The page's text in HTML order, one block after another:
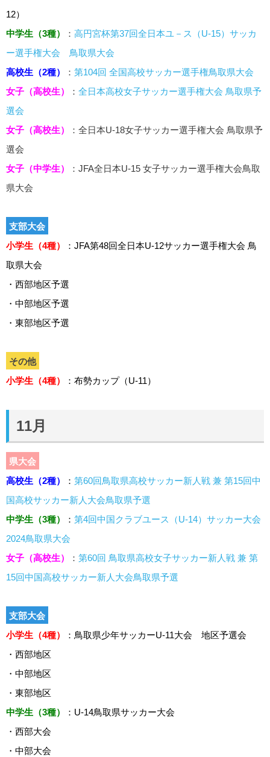
12）
中学生（3種）
： 高円宮杯第37回全日本ユ－ス（U-15）サッカ
ー選手権大会 鳥取県大会
高校生（2種）
： 第104回 全国高校サッカー選手権鳥取県大会
女子（高校生）
： 全日本高校女子サッカー選手権大会 鳥取県予
選会
女子（高校生）
：全日本U-18女子サッカー選手権大会 鳥取県予
選会
女子（中学生）
：JFA全日本U-15 女子サッカー選手権大会鳥取
県大会
支部大会
小学生（4種）
：JFA第48回全日本U-12サッカー選手権大会 鳥
取県大会
・西部地区予選
・中部地区予選
・東部地区予選
その他
小学生（4種）
：布勢カップ（U-11）
11月
県大会
高校生（2種）
： 第60回鳥取県高校サッカー新人戦 兼 第15回中
国高校サッカー新人大会鳥取県予選
中学生（3種）
： 第4回中国クラブユース（U-14）サッカー大会
2024鳥取県大会
女子（高校生）
： 第60回 鳥取県高校女子サッカー新人戦 兼 第
15回中国高校サッカー新人大会鳥取県予選
支部大会
小学生（4種）
：鳥取県少年サッカーU-11大会 地区予選会
・西部地区
・中部地区
・東部地区
中学生（3種）
：U-14鳥取県サッカー大会
・西部大会
・中部大会